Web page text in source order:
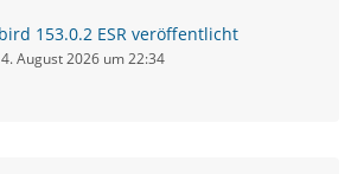
153.0.2 ESR veröffentlicht
4. August 2026 um 22:34